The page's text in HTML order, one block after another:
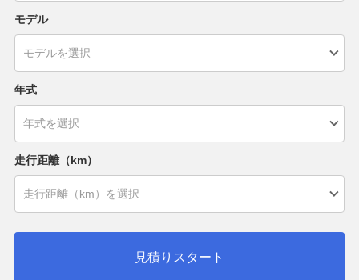
モデル
年式
走行距離（km）
見積りスタート